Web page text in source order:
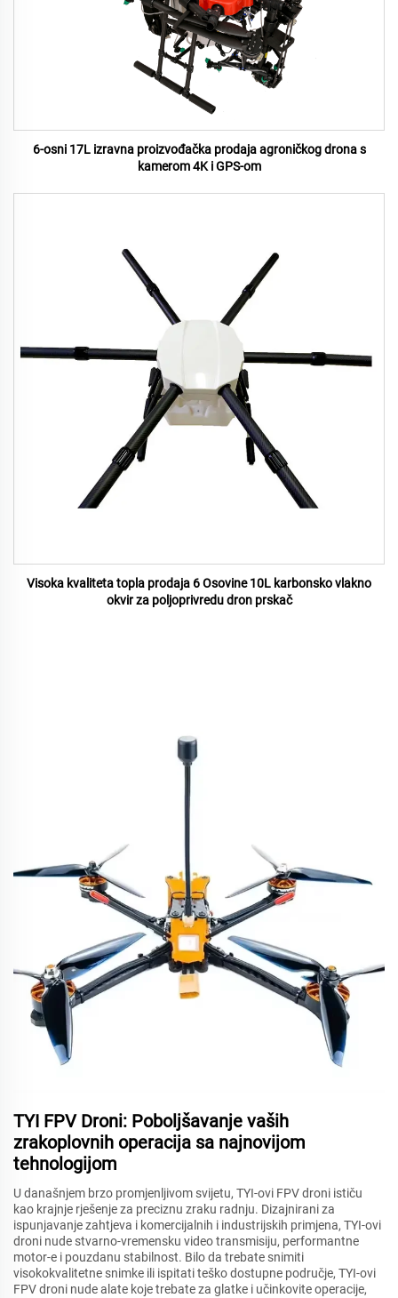
6-osni 17L izravna proizvođačka prodaja agroničkog drona s
kamerom 4K i GPS-om
Visoka kvaliteta topla prodaja 6 Osovine 10L karbonsko vlakno
okvir za poljoprivredu dron prskač
TYI FPV Droni: Poboljšavanje vaših
zrakoplovnih operacija sa najnovijom
tehnologijom
U današnjem brzo promjenljivom svijetu, TYI-ovi FPV droni ističu
kao krajnje rješenje za preciznu zraku radnju. Dizajnirani za
ispunjavanje zahtjeva i komercijalnih i industrijskih primjena, TYI-ovi
droni nude stvarno-vremensku video transmisiju, performantne
motor-e i pouzdanu stabilnost. Bilo da trebate snimiti
visokokvalitetne snimke ili ispitati teško dostupne područje, TYI-ovi
FPV droni nude alate koje trebate za glatke i učinkovite operacije,